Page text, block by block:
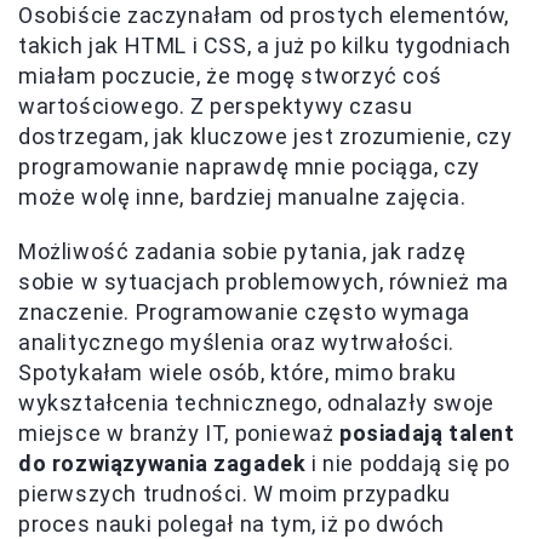
Osobiście zaczynałam od prostych elementów,
takich jak HTML i CSS, a już po kilku tygodniach
miałam poczucie, że mogę stworzyć coś
wartościowego. Z perspektywy czasu
dostrzegam, jak kluczowe jest zrozumienie, czy
programowanie naprawdę mnie pociąga, czy
może wolę inne, bardziej manualne zajęcia.
Możliwość zadania sobie pytania, jak radzę
sobie w sytuacjach problemowych, również ma
znaczenie. Programowanie często wymaga
analitycznego myślenia oraz wytrwałości.
Spotykałam wiele osób, które, mimo braku
wykształcenia technicznego, odnalazły swoje
miejsce w branży IT, ponieważ posiadają talent
do rozwiązywania zagadek i nie poddają się po
pierwszych trudności. W moim przypadku
proces nauki polegał na tym, iż po dwóch